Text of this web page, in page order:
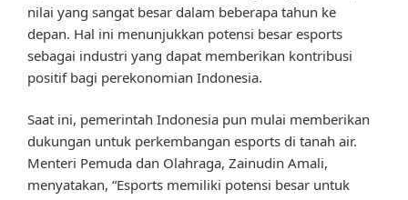
nilai yang sangat besar dalam beberapa tahun ke
depan. Hal ini menunjukkan potensi besar esports
sebagai industri yang dapat memberikan kontribusi
positif bagi perekonomian Indonesia.
Saat ini, pemerintah Indonesia pun mulai memberikan
dukungan untuk perkembangan esports di tanah air.
Menteri Pemuda dan Olahraga, Zainudin Amali,
menyatakan, “Esports memiliki potensi besar untuk